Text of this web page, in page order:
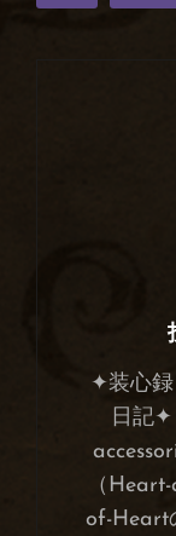
✦装心
日記
（
of-Heart